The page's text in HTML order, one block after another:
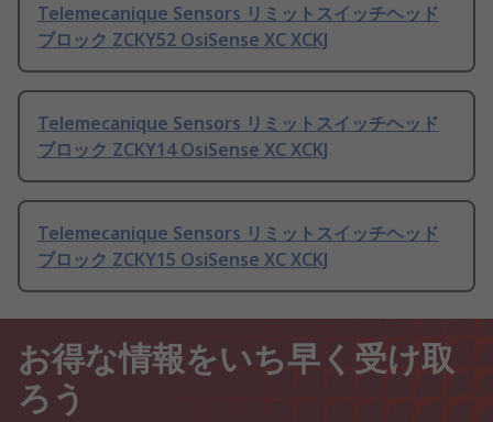
Telemecanique Sensors リミットスイッチヘッド
ブロック ZCKY52 OsiSense XC XCKJ
Telemecanique Sensors リミットスイッチヘッド
ブロック ZCKY14 OsiSense XC XCKJ
Telemecanique Sensors リミットスイッチヘッド
ブロック ZCKY15 OsiSense XC XCKJ
お得な情報をいち早く受け取
ろう